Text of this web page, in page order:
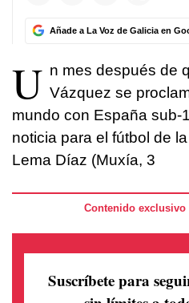
Añade a La Voz de Galicia en
U n mes después de
Vázquez se
mundo con España sub-
noticia para el fútbol de
Lema Díaz (Muxía, 3
Contenido
Suscríbete para